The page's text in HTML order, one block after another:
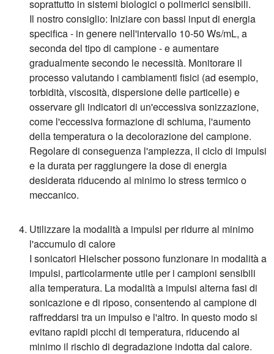
soprattutto in sistemi biologici o polimerici sensibili.
Il nostro consiglio: Iniziare con bassi input di energia
specifica - in genere nell'intervallo 10-50 Ws/mL, a
seconda del tipo di campione - e aumentare
gradualmente secondo le necessità. Monitorare il
processo valutando i cambiamenti fisici (ad esempio,
torbidità, viscosità, dispersione delle particelle) e
osservare gli indicatori di un'eccessiva sonizzazione,
come l'eccessiva formazione di schiuma, l'aumento
della temperatura o la decolorazione del campione.
Regolare di conseguenza l'ampiezza, il ciclo di impulsi
e la durata per raggiungere la dose di energia
desiderata riducendo al minimo lo stress termico o
meccanico.
Utilizzare la modalità a impulsi per ridurre al minimo
l'accumulo di calore
I sonicatori Hielscher possono funzionare in modalità a
impulsi, particolarmente utile per i campioni sensibili
alla temperatura. La modalità a impulsi alterna fasi di
sonicazione e di riposo, consentendo al campione di
raffreddarsi tra un impulso e l'altro. In questo modo si
evitano rapidi picchi di temperatura, riducendo al
minimo il rischio di degradazione indotta dal calore.